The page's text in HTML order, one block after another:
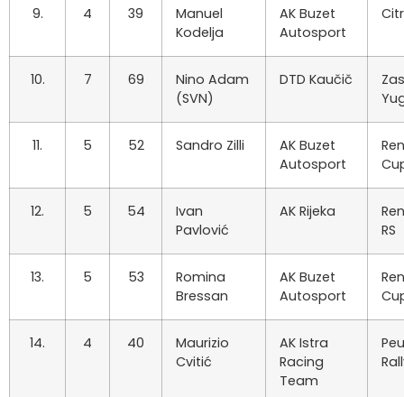
9. 4 39
Manuel
Kodelja
AK Buzet
Autosport
10. 7 69
Nino Adam
(SVN)
DTD Kaučič
11. 5 52 Sandro Zilli
AK Buzet
Autosport
12. 5 54
Ivan
Pavlović
AK Rijeka
RS
13. 5 53
Romina
Bressan
AK Buzet
Autosport
14. 4 40
Maurizio
Cvitić
AK Istra
Racing
Team